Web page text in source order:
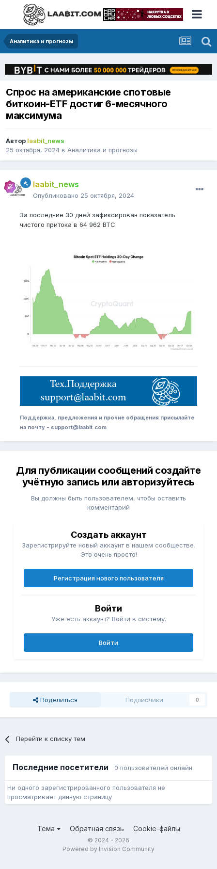
Аналитика и прогнозы
Спрос на американские спотовые
биткоин-ETF достиг 6-месячного
максимума
Автор laabit_news
25 октября, 2024 в Аналитика и прогнозы
laabit_news
Опубликовано 25 октября, 2024
За последние 30 дней зафиксирован показатель
чистого притока в 64 962 BTC
Поддержка, предложения и прочие обращения присылайте
на почту - support@laabit.com
Для публикации сообщений создайте
учётную запись или авторизуйтесь
Вы должны быть пользователем, чтобы оставить
комментарий
Создать аккаунт
Зарегистрируйте новый аккаунт в нашем сообществе.
Это очень просто!
Регистрация нового пользователя
Войти
Уже есть аккаунт? Войти в систему.
Войти
Поделиться Подписчики 0
Перейти к списку тем
Последние посетители 0 пользователей онлайн
Ни одного зарегистрированного пользователя не
просматривает данную страницу
Тема Обратная связь Cookie-файлы
© 2024 - 2026
Powered by Invision Community